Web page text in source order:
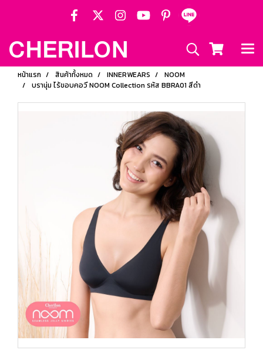
หน้าแรก สินค้าทั้งหมด INNERWEARS
NOOM
บรานุ่ม ไร้ขอบคอวี NOOM Collection รหัส BBRA01 สีดำ